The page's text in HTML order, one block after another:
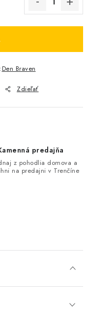
Den Braven
Zdieľať
predajňa
z pohodlia domova a
na predajni v Trenčíne